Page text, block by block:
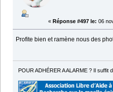
« Réponse #497 le: 06
Profite bien et ramène nous des
POUR ADHÉRER A ALARME ? Il suffit